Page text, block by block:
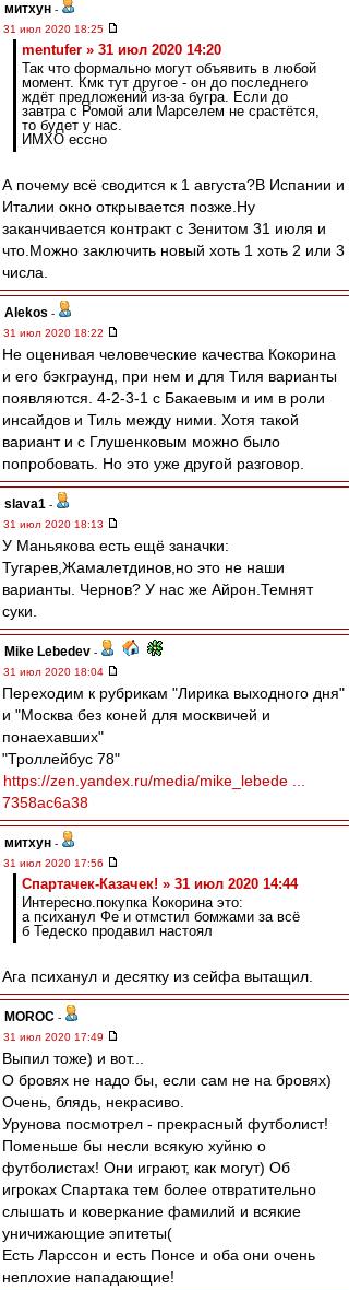
митхун -
31 июл 2020 18:25
mentufer » 31 июл 2020 14:20
Так что формально могут объявить в любой
момент. Кмк тут другое - он до последнего
ждёт предложений из-за бугра. Если до
завтра с Ромой али Марселем не срастётся,
то будет у нас.
ИМХО ессно
А почему всё сводится к 1 августа?В Испании и
Италии окно открывается позже.Ну
заканчивается контракт с Зенитом 31 июля и
что.Можно заключить новый хоть 1 хоть 2 или 3
числа.
Alekos -
31 июл 2020 18:22
Не оценивая человеческие качества Кокорина
и его бэкграунд, при нем и для Тиля варианты
появляются. 4-2-3-1 с Бакаевым и им в роли
инсайдов и Тиль между ними. Хотя такой
вариант и с Глушенковым можно было
попробовать. Но это уже другой разговор.
slava1 -
31 июл 2020 18:13
У Маньякова есть ещё заначки:
Тугарев,Жамалетдинов,но это не наши
варианты. Чернов? У нас же Айрон.Темнят
суки.
Mike Lebedev -
31 июл 2020 18:04
Переходим к рубрикам "Лирика выходного дня"
и "Москва без коней для москвичей и
понаехавших"
"Троллейбус 78"
https://zen.yandex.ru/media/mike_lebede ...
7358ac6a38
митхун -
31 июл 2020 17:56
Спартачек-Казачек! » 31 июл 2020 14:44
Интересно.покупка Кокорина это:
а психанул Фе и отмстил бомжами за всё
б Тедеско продавил настоял
Ага психанул и десятку из сейфа вытащил.
MOROC -
31 июл 2020 17:49
Выпил тоже) и вот...
О бровях не надо бы, если сам не на бровях)
Очень, блядь, некрасиво.
Урунова посмотрел - прекрасный футболист!
Поменьше бы несли всякую хуйню о
футболистах! Они играют, как могут) Об
игроках Спартака тем более отвратительно
слышать и коверкание фамилий и всякие
уничижающие эпитеты(
Есть Ларссон и есть Понсе и оба они очень
неплохие нападающие!